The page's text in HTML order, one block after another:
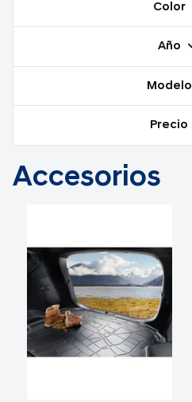
Color
Año
Modelo
Precio
Accesorios